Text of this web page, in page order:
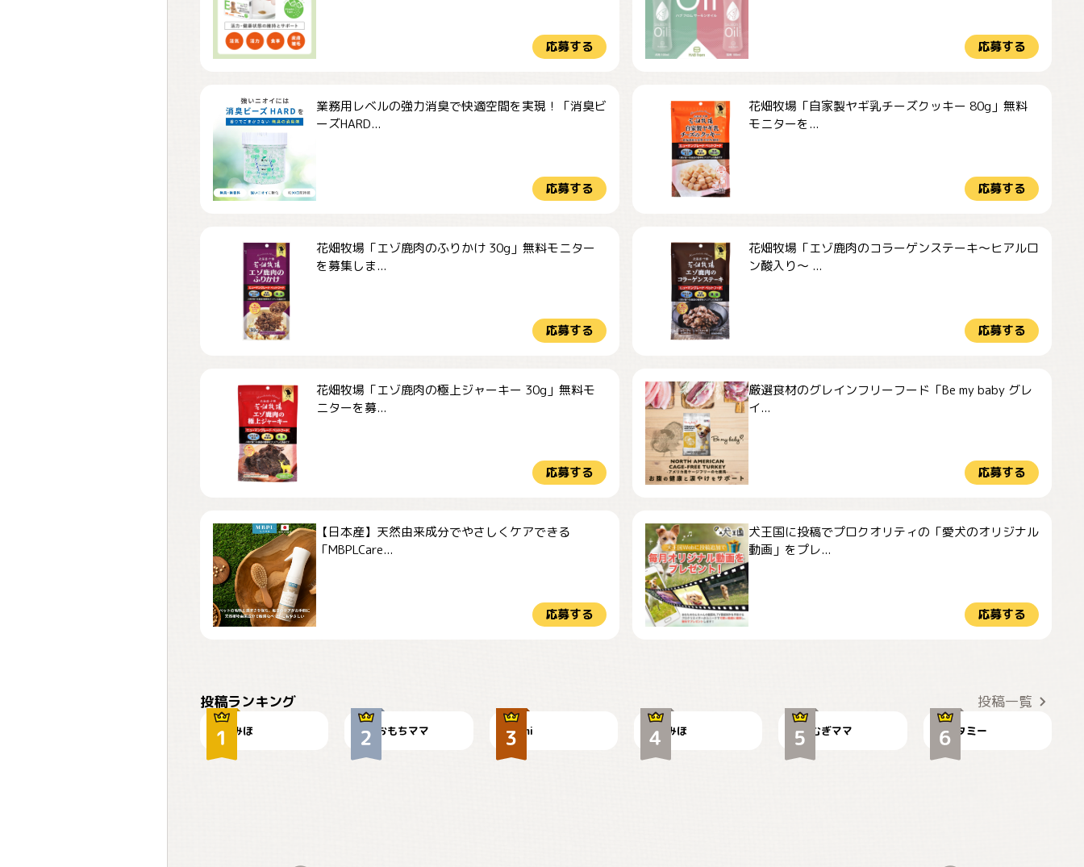
応募する 応募する
業務用レベルの強力消臭で快適空間を実現！「消臭ビ
ーズHARD...
応募する
花畑牧場「自家製ヤギ乳チーズクッキー 80g」無料
モニターを...
応募する
花畑牧場「エゾ鹿肉のふりかけ 30g」無料モニター
を募集しま...
応募する
花畑牧場「エゾ鹿肉のコラーゲンステーキ～ヒアルロ
ン酸入り～ ...
応募する
花畑牧場「エゾ鹿肉の極上ジャーキー 30g」無料モ
ニターを募...
応募する
厳選食材のグレインフリーフード「Be my baby グレ
イ...
応募する
【日本産】天然由来成分でやさしくケアできる
「MBPLCare...
応募する
犬王国に投稿でプロクオリティの「愛犬のオリジナル
動画」をプレ...
応募する
投稿ランキング 投稿一覧
みほ おもちママ mi みほ むぎママ タミー